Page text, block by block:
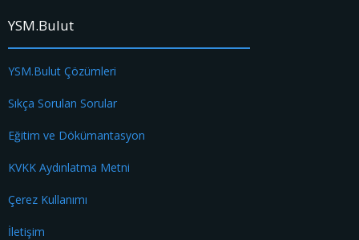
YSM.Bulut
YSM.Bulut Çözümleri
Sıkça Sorulan Sorular
Eğitim ve Dökümantasyon
KVKK Aydınlatma Metni
Çerez Kullanımı
İletişim